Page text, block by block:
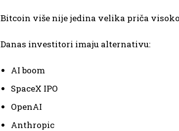
Bitcoin više nije jedina velika priča
Danas investitori imaju alternativu:
AI boom
SpaceX IPO
OpenAI
Anthropic